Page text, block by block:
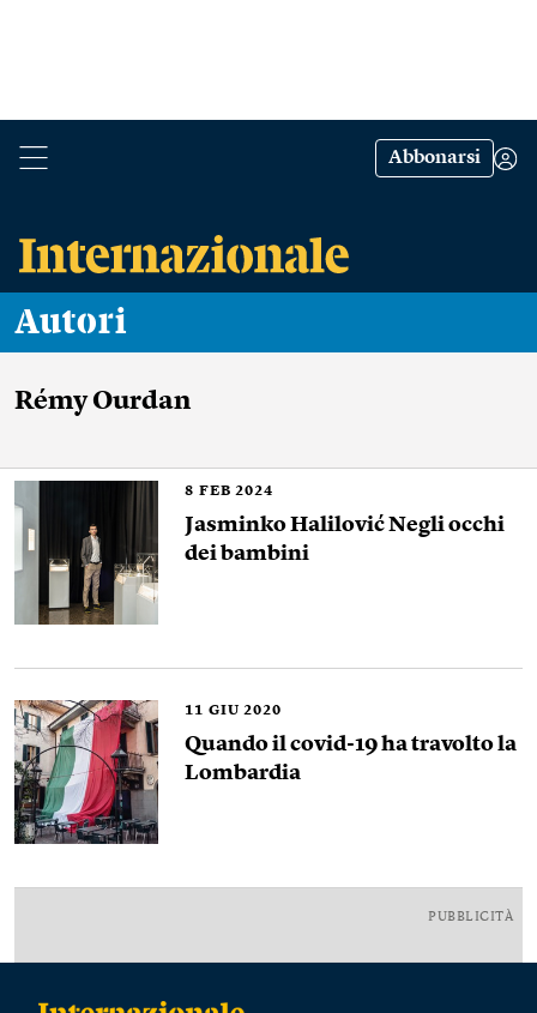
Abbonarsi
Autori
Rémy Ourdan
8 FEB 2024
Jasminko Halilović Negli occhi
dei bambini
11 GIU 2020
Quando il covid-19 ha travolto la
Lombardia
PUBBLICITÀ